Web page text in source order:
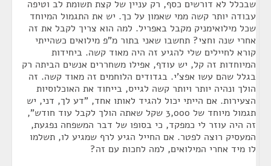
שבכלל לא דורשים כסף, רק עניין של קצת תשומת לב וטיפה
עבודה יותר קשה ממי שאמון על כך. יש את התגמול המיוחד
שכל מילואימניק מקבל באפריל. למה הוא צריך לקבל את זה
אחרי שנה וחצי? תחשבו שאני בתור מ"פ מילואים כשהייתי
קורא לחיילים שלי להגיע זה היה מאוד קשה. ביחידות
המיוחדות זה קל, יש עודף, אפילו משחררים אנשים הביתה רק
בגלל שהם עשו אפצ'י. בגדודים הלוחמים זה מאוד קשה. זה
הולך ונהיה יותר ויותר קשה לגייס, בייחוד את האוכלוסיות
הצעירות. אם הייתי יכול להגיד לאותו אחד, "דע לך, דני, יש
תגמול מיוחד של 3,000 שקל שאתה הולך לקבל עוד חודש",
זה היה עוזר לי כמפקד, כי בסופו של דבר המשפחה נפגעת,
המעסיק רוצה לפטר. אם החייל הגיע לרף שמגיע לו, תשלמו
לו מיד אחרי המילואים, למה לחכות עם זה?